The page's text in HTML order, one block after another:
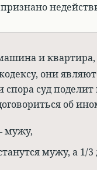
и
они
суд
об
мужу,
мужу, а 1/